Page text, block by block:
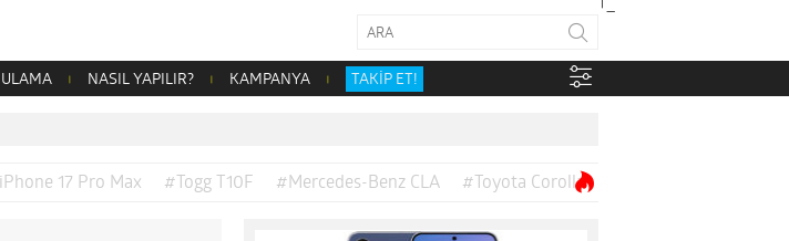
NASIL YAPILIR? KAMPANYA TAKİP ET!
17 Pro Max #Togg T10F #Mercedes-Benz CLA #Toyota Corolla